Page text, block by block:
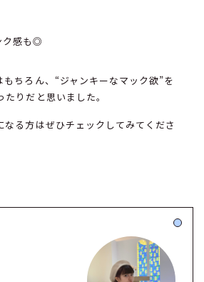
ク感も◎
もちろん、“ジャンキーなマック欲”を
りだと思いました。
なる方はぜひチェックしてみてくださ